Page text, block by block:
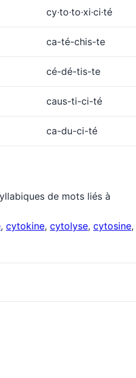
cy·to·to·xi·ci·té
ca-té-chis-te
cé-dé-tis-te
caus-ti-ci-té
ca-du-ci-té
de mots liés à
, cytokine, cytolyse, cytosine,